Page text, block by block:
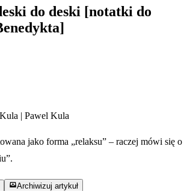
do deski [notatki do
| Pawel Kula
jako forma „relaksu” – raczej mówi się o
Archiwizuj artykuł